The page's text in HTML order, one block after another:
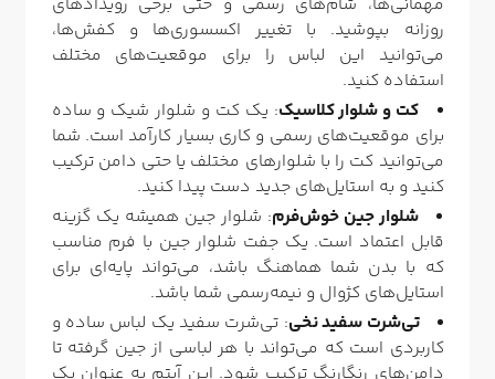
روزانه بپوشید. با تغییر اکسسوری‌ها و کفش‌ها،
می‌توانید این لباس را برای موقعیت‌های مختلف
استفاده کنید.
کت و شلوار کلاسیک: یک کت و شلوار شیک و ساده
برای موقعیت‌های رسمی و کاری بسیار کارآمد است. شما
می‌توانید کت را با شلوارهای مختلف یا حتی دامن ترکیب
کنید و به استایل‌های جدید دست پیدا کنید.
شلوار جین خوش‌فرم: شلوار جین همیشه یک گزینه
قابل اعتماد است. یک جفت شلوار جین با فرم مناسب
که با بدن شما هماهنگ باشد، می‌تواند پایه‌ای برای
استایل‌های کژوال و نیمه‌رسمی شما باشد.
تی‌شرت سفید نخی: تی‌شرت سفید یک لباس ساده و
کاربردی است که می‌تواند با هر لباسی از جین گرفته تا